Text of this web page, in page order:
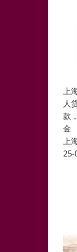
上
人
款
金
上
25-